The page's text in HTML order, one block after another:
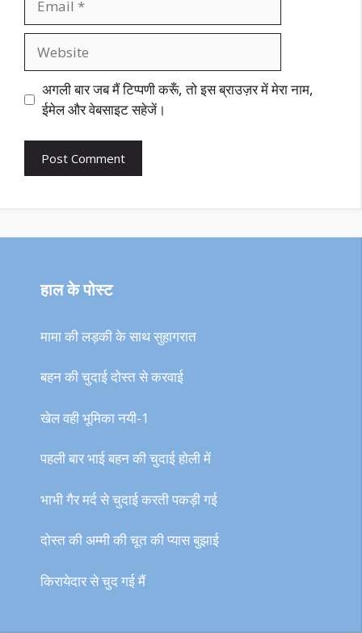
अगली बार जब मैं टिप्पणी करूँ, तो इस ब्राउज़र में मेरा नाम,
ईमेल और वेबसाइट सहेजें।
हाल के पोस्ट
मामा की लड़की के साथ सुहागरात
बहन की चुदाई दोस्त से करवाई
खेल वही भूमिका नयी-1
पहली बार भाई बहन की चुदाई होली में
भाभी गैर मर्द से चुदाई करती पकड़ी गई
दोस्त की अम्मी की चूत की प्यास बुझाई
किरायेदार से चुद गई मैं